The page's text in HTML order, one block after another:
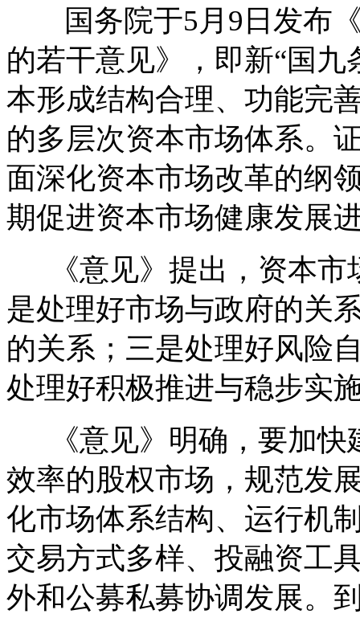
国务院于5月9日发布《
的若干意见》，即新“国九
本形成结构合理、功能完
的多层次资本市场体系。
面深化资本市场改革的纲
期促进资本市场健康发展
《意见》提出，资本市
是处理好市场与政府的关
的关系；三是处理好风险
处理好积极推进与稳步实
《意见》明确，要加快
效率的股权市场，规范发
化市场体系结构、运行机
交易方式多样、投融资工
外和公募私募协调发展。